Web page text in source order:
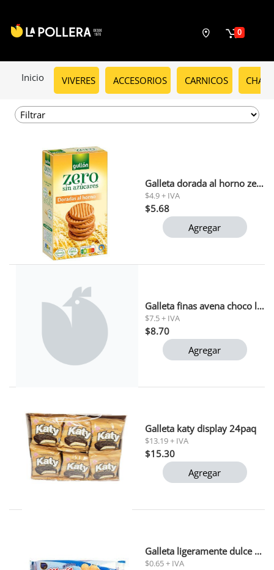
0
Inicio VIVERES ACCESORIOS CARNICOS
Galleta dorada al horno zero gullon 330gr
$4.9 + IVA
$5.68
Agregar
Galleta finas avena choco leche zero gullon 150gr
$7.5 + IVA
$8.70
Agregar
Galleta katy display 24paq
$13.19 + IVA
$15.30
Agregar
Galleta ligeramente dulce maria italia 150 gr
$0.65 + IVA